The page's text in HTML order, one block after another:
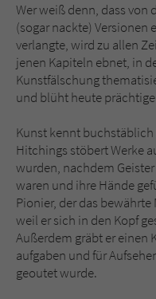
Wer weiß denn, dass von
(sogar nackte) Versionen
verlangte, wird zu allen
jenen Kapiteln ebnet, in
Kunstfälschung
und blüht heute
Kunst kennt
Hitchings stöbert Werke
wurden, nachdem
waren und ihre Hände
Pionier, der das
weil er sich in den Kopf
Außerdem gräbt er einen
aufgaben und für
geoutet wurde.